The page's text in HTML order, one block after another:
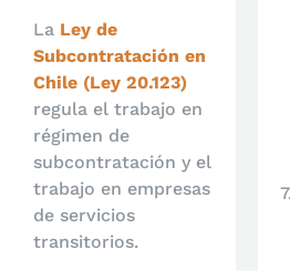
La Ley de
Subcontratación en
Chile (Ley 20.123)
regula el trabajo en
régimen de
subcontratación y el
trabajo en empresas
de servicios
transitorios.